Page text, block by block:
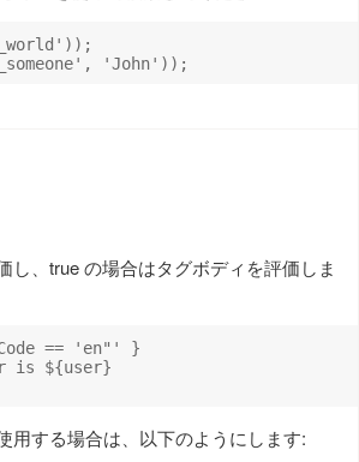
し、true の場合はタグボディを評価しま
== 'en"' }
is ${user}
用する場合は、以下のようにします: